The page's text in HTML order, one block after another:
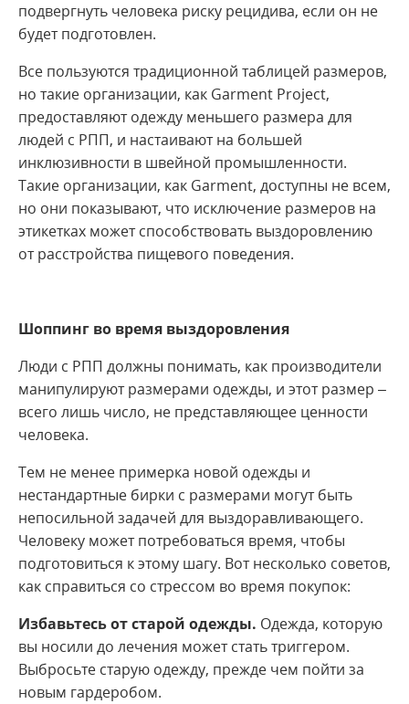
подвергнуть человека риску рецидива, если он не
будет подготовлен.
Все пользуются традиционной таблицей размеров,
но такие организации, как Garment Project,
предоставляют одежду меньшего размера для
людей с РПП, и настаивают на большей
инклюзивности в швейной промышленности.
Такие организации, как Garment, доступны не всем,
но они показывают, что исключение размеров на
этикетках может способствовать выздоровлению
от расстройства пищевого поведения.
Шоппинг во время выздоровления
Люди с РПП должны понимать, как производители
манипулируют размерами одежды, и этот размер –
всего лишь число, не представляющее ценности
человека.
Тем не менее примерка новой одежды и
нестандартные бирки с размерами могут быть
непосильной задачей для выздоравливающего.
Человеку может потребоваться время, чтобы
подготовиться к этому шагу. Вот несколько советов,
как справиться со стрессом во время покупок:
Избавьтесь от старой одежды. Одежда, которую
вы носили до лечения может стать триггером.
Выбросьте старую одежду, прежде чем пойти за
новым гардеробом.